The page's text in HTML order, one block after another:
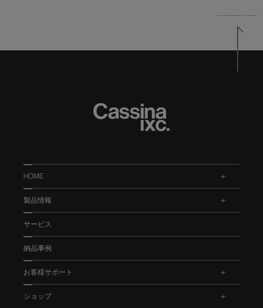
HOME
製品情報
サービス
納品事例
お客様サポート
ショップ